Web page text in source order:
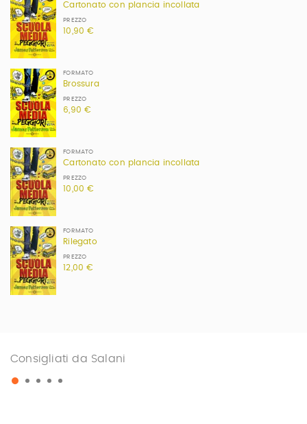
Cartonato con plancia incollata
PREZZO
10,90 €
FORMATO
Brossura
PREZZO
6,90 €
FORMATO
Cartonato con plancia incollata
PREZZO
10,00 €
FORMATO
Rilegato
PREZZO
12,00 €
Consigliati da Salani